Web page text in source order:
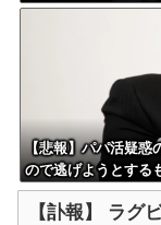
げ対戦型になってし
【悲報】パパ活疑惑
ので逃げようとする
ろを激写されてしま
【訃報】 ラグ